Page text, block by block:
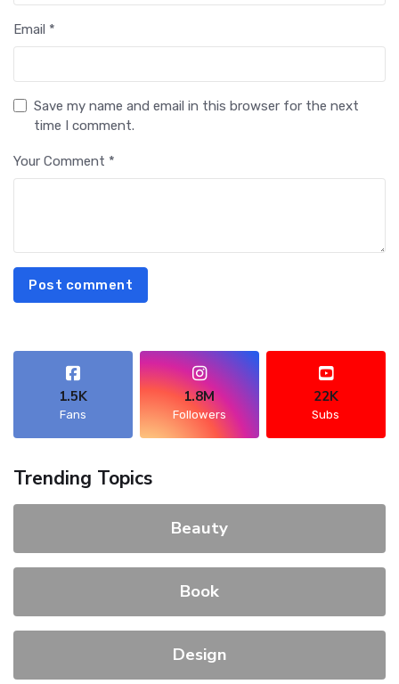
Email *
Save my name and email in this browser for the next
time I comment.
Your Comment *
Post comment
1.5K
Fans
1.8M
Followers
22K
Subs
Trending Topics
Beauty
Book
Design